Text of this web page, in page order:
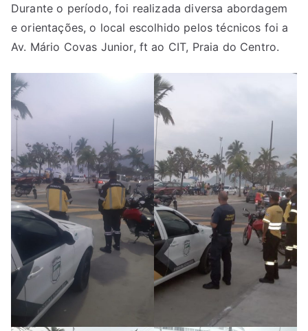
Durante o período, foi realizada diversa abordagem
e orientações, o local escolhido pelos técnicos foi a
Av. Mário Covas Junior, ft ao CIT, Praia do Centro.